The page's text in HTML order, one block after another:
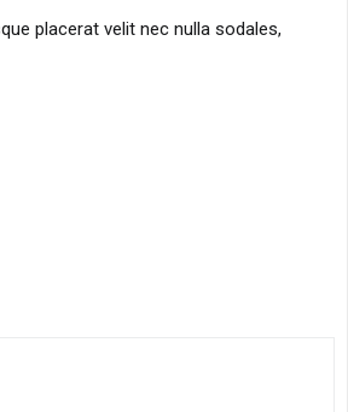
placerat velit nec nulla sodales,